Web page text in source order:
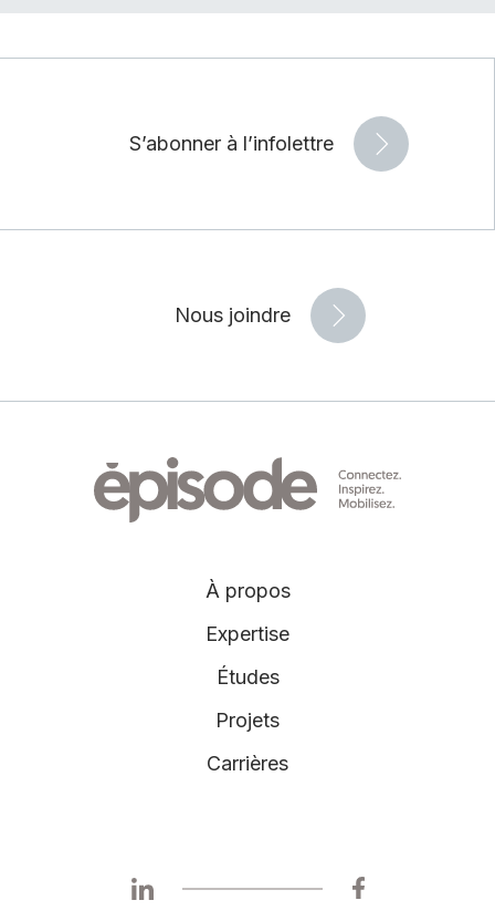
S’abonner à l’infolettre
Nous joindre
À propos
Expertise
Études
Projets
Carrières